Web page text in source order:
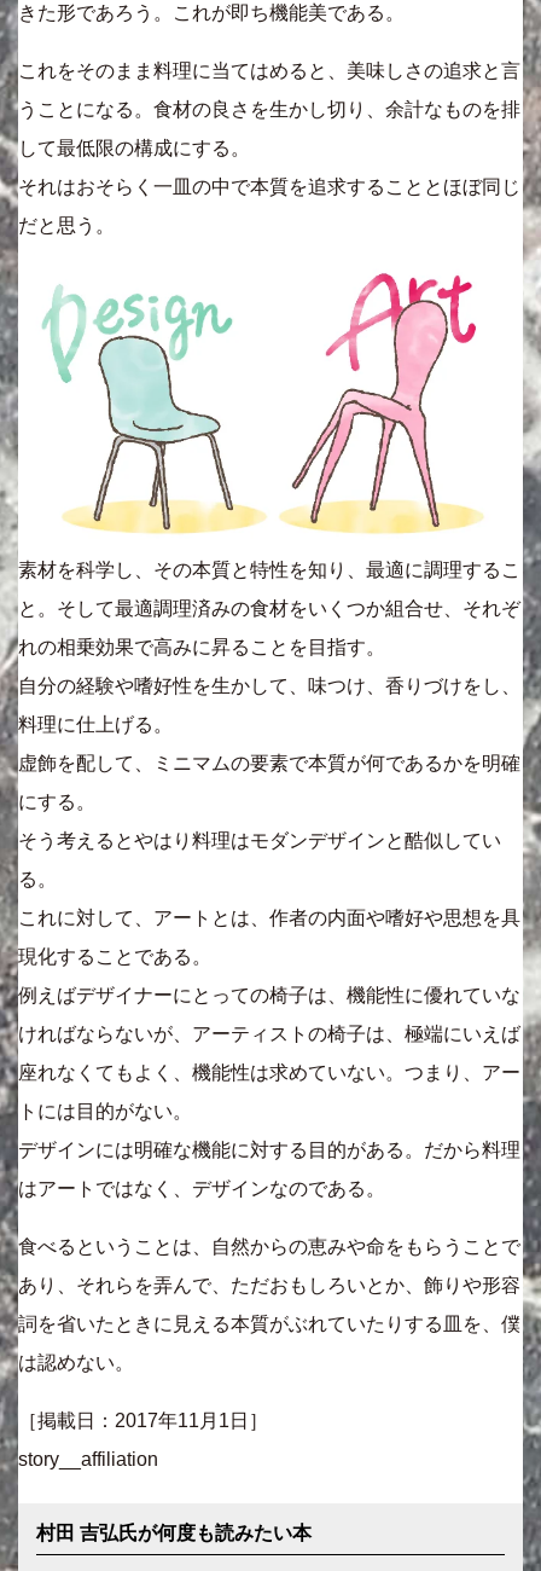
きた形であろう。これが即ち機能美である。
これをそのまま料理に当てはめると、美味しさの追求と言
うことになる。食材の良さを生かし切り、余計なものを排
して最低限の構成にする。
それはおそらく一皿の中で本質を追求することとほぼ同じ
だと思う。
素材を科学し、その本質と特性を知り、最適に調理するこ
と。そして最適調理済みの食材をいくつか組合せ、それぞ
れの相乗効果で高みに昇ることを目指す。
自分の経験や嗜好性を生かして、味つけ、香りづけをし、
料理に仕上げる。
虚飾を配して、ミニマムの要素で本質が何であるかを明確
にする。
そう考えるとやはり料理はモダンデザインと酷似してい
る。
これに対して、アートとは、作者の内面や嗜好や思想を具
現化することである。
例えばデザイナーにとっての椅子は、機能性に優れていな
ければならないが、アーティストの椅子は、極端にいえば
座れなくてもよく、機能性は求めていない。つまり、アー
トには目的がない。
デザインには明確な機能に対する目的がある。だから料理
はアートではなく、デザインなのである。
食べるということは、自然からの恵みや命をもらうことで
あり、それらを弄んで、ただおもしろいとか、飾りや形容
詞を省いたときに見える本質がぶれていたりする皿を、僕
は認めない。
［掲載日：2017年11月1日］
story__affiliation
村田 吉弘氏が何度も読みたい本